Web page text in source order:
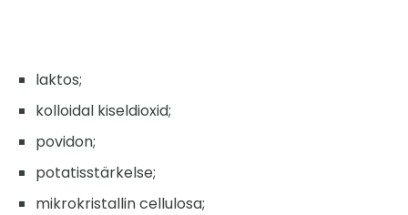
laktos;
kolloidal kiseldioxid;
povidon;
potatisstärkelse;
mikrokristallin cellulosa;